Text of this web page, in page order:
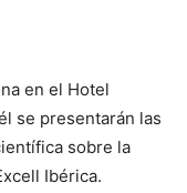
en el Hotel
se presentarán las
sobre la
Ibérica.